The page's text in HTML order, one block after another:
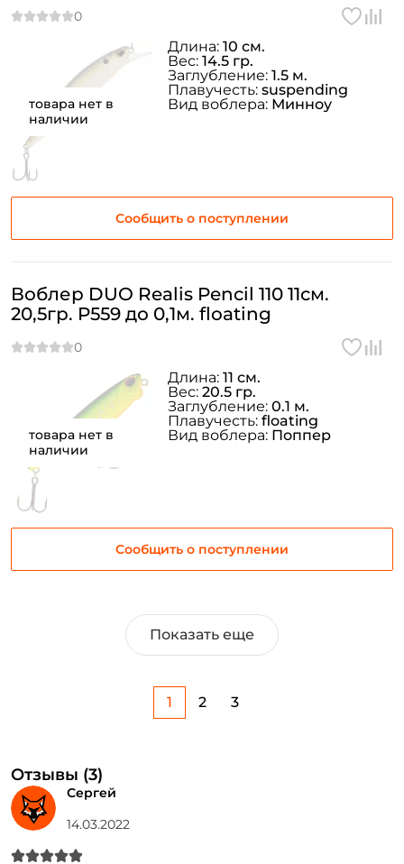
товара нет в
наличии
Сообщить о поступлении
Длина: 10 см.
Вес: 14.5 гр.
Заглубление: 1.5 м.
Плавучесть: suspending
Вид воблера: Минноу
товара нет в
наличии
Воблер DUO Realis Pencil 110 11см.
20,5гр. P559 до 0,1м. floating
Сообщить о поступлении
Длина: 11 см.
Вес: 20.5 гр.
Заглубление: 0.1 м.
Плавучесть: floating
Вид воблера: Поппер
Показать еще
1 2 3
Отзывы (3)
Сергей
14.03.2022